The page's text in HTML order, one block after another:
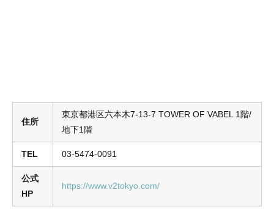
住所
東京都港区六本木7-13-7 TOWER OF VABEL 1階/
地下1階
TEL 03-5474-0091
公式
HP
https://www.v2tokyo.com/